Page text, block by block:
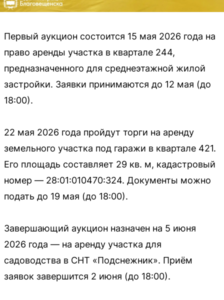
Первый аукцион состоится 15 мая 2026 года на
право аренды участка в квартале 244,
предназначенного для среднеэтажной жилой
застройки. Заявки принимаются до 12 мая (до
18:00).
22 мая 2026 года пройдут торги на аренду
земельного участка под гаражи в квартале 421.
Его площадь составляет 29 кв. м, кадастровый
номер — 28:01:010470:324. Документы можно
подать до 19 мая (до 18:00).
Завершающий аукцион назначен на 5 июня
2026 года — на аренду участка для
садоводства в СНТ «Подснежник». Приём
заявок завершится 2 июня (до 18:00).